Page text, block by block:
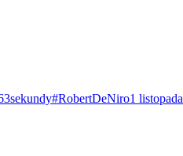
#RobertDeNiro1 listopada